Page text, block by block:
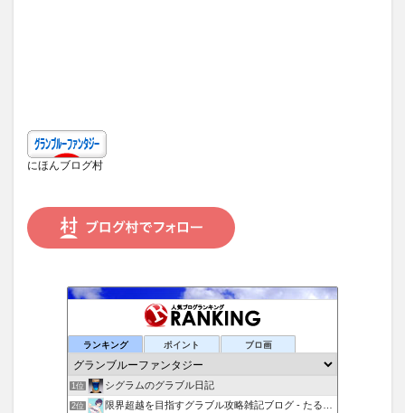
にほんブログ村
ランキング ポイント ブロ画
1位 シグラムのグラブル日記
2位 限界超越を目指すグラブル攻略雑記ブログ - たるたろす